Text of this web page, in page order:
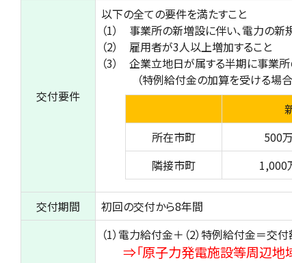
交付要件
以下の全ての要件を満たすこと
（1） 事業所の新増設に伴い、電力の新
（2） 雇用者が3人以上増加すること
（3） 企業立地日が属する半期に事業
（特例給付金の加算を受ける場合
所在市町
500
隣接市町
1,000
交付期間 初回の交付から8年間
（1）電力給付金＋（2）特例給付金＝交
⇒「原子力発電施設等周辺地